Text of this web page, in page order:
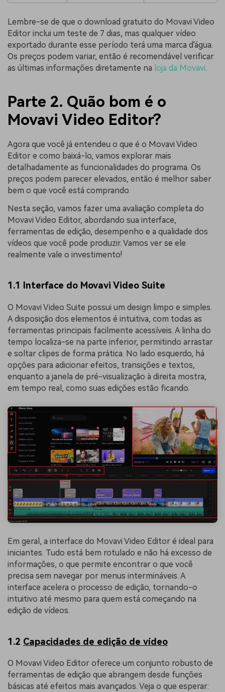
Lembre-se de que o download gratuito do Movavi Video
Editor inclui um teste de 7 dias, mas qualquer vídeo
exportado durante esse período terá uma marca d'água.
Os preços podem variar, então é recomendável verificar
as últimas informações diretamente na loja da Movavi.
Parte 2. Quão bom é o
Movavi Video Editor?
Agora que você já entendeu o que é o Movavi Video
Editor e como baixá-lo, vamos explorar mais
detalhadamente as funcionalidades do programa. Os
preços podem parecer elevados, então é melhor saber
bem o que você está comprando.
Nesta seção, vamos fazer uma avaliação completa do
Movavi Video Editor, abordando sua interface,
ferramentas de edição, desempenho e a qualidade dos
vídeos que você pode produzir. Vamos ver se ele
realmente vale o investimento!
1.1 Interface do Movavi Video Suite
O Movavi Video Suite possui um design limpo e simples.
A disposição dos elementos é intuitiva, com todas as
ferramentas principais facilmente acessíveis. A linha do
tempo localiza-se na parte inferior, permitindo arrastar
e soltar clipes de forma prática. No lado esquerdo, há
opções para adicionar efeitos, transições e textos,
enquanto a janela de pré-visualização à direita mostra,
em tempo real, como suas edições estão ficando.
Em geral, a interface do Movavi Video Editor é ideal para
iniciantes. Tudo está bem rotulado e não há excesso de
informações, o que permite encontrar o que você
precisa sem navegar por menus intermináveis. A
interface acelera o processo de edição, tornando-o
intuitivo até mesmo para quem está começando na
edição de vídeos.
1.2 Capacidades de edição de vídeo
O Movavi Video Editor oferece um conjunto robusto de
ferramentas de edição que abrangem desde funções
básicas até efeitos mais avançados. Veja o que esperar: